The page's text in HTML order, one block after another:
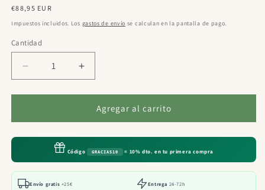
Precio
habitual
€88,95 EUR
Impuestos incluidos. Los gastos de envío se calculan en la pantalla de pago.
Cantidad
Reducir
cantidad
para
360º
3x30
caps
Aumentar
cantidad
para
Heliocare
360º
Plus
Cápsulas
3x30
Agregar al carrito
Código GRACIAS10 = 10% dto. en tu primera compra
Envío gratis +25€ Entrega 24-72h